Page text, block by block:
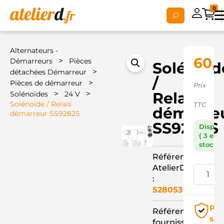
0
Alternateurs -
Démarreurs
>
Pièces
détachées Démarreur
>
Pièces de démarreur >
Solénoïdes > 24 V >
Solénoide / Relais
démarreur SS9282S
/
Relais
SS9282S
Référence
AtelierD
:
528053
Référence
Prix
TTC
( 3 en
stock )